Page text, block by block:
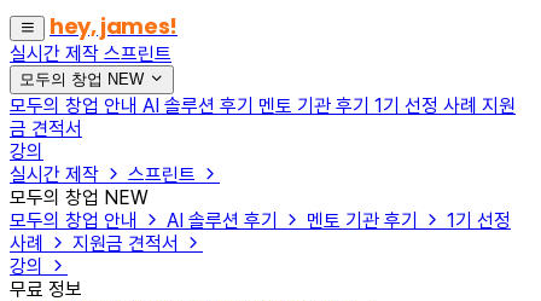
hey, james!
실시간 제작 스프린트
모두의 창업 NEW
모두의 창업 안내 AI 솔루션 후기 멘토 기관 후기 1기 선정 사례 지원
금 견적서
강의
실시간 제작
스프린트
모두의 창업 NEW
모두의 창업 안내
AI 솔루션 후기 멘토 기관 후기
1기 선정
사례
지원금 견적서
강의
무료 정보